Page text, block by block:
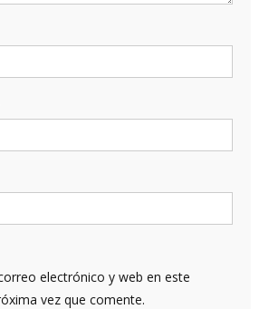
electrónico y web en este
vez que comente.